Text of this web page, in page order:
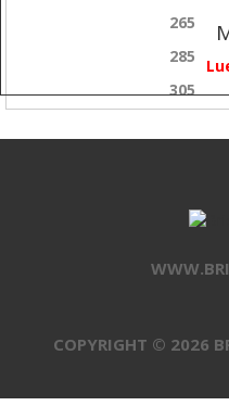
265
285
305
COPYRIGHT © 2026